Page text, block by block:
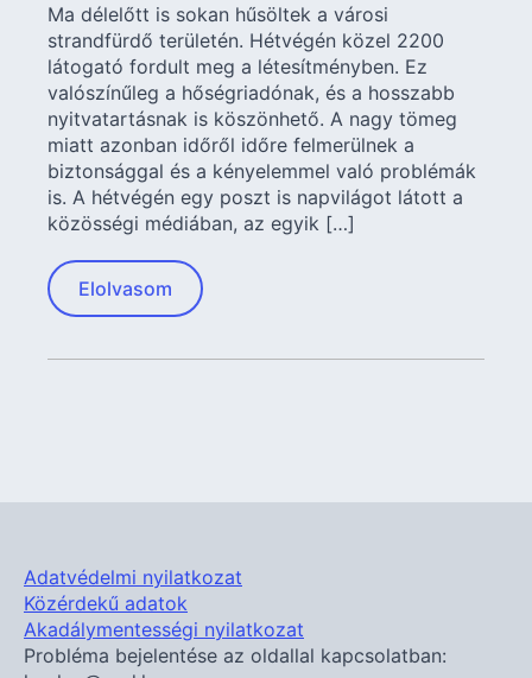
Ma délelőtt is sokan hűsöltek a városi
strandfürdő területén. Hétvégén közel 2200
látogató fordult meg a létesítményben. Ez
valószínűleg a hőségriadónak, és a hosszabb
nyitvatartásnak is köszönhető. A nagy tömeg
miatt azonban időről időre felmerülnek a
biztonsággal és a kényelemmel való problémák
is. A hétvégén egy poszt is napvilágot látott a
közösségi médiában, az egyik […]
Elolvasom
Adatvédelmi nyilatkozat
Közérdekű adatok
Akadálymentességi nyilatkozat
Probléma bejelentése az oldallal kapcsolatban: